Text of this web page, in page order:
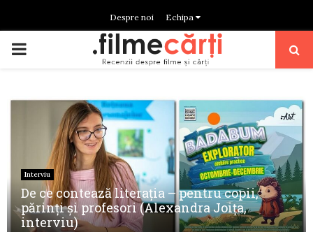
Despre noi Echipa
PRIMARY
Interviu
De ce contează literația – pentru copii,
părinți și profesori (Alexandra Joița,
interviu)